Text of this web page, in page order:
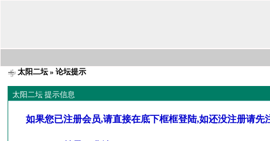
太阳二坛» 论坛提示
太阳二坛 提示信息
如果您已注册会员,请直接在底下框框登陆,如还没注册请先